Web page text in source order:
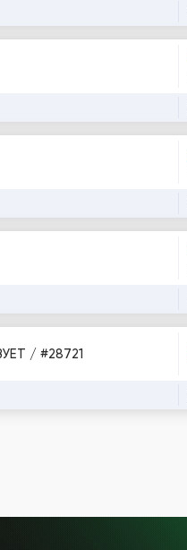
Threads Автореги / 2FA идёт в комплекте. IP - MIX / ПОЛ - MIX / ЗАПОЛНЕНИЕ - ОТСУТСТВУЕТ / #28721